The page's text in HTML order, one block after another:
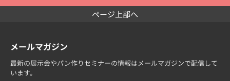
ページ上部へ
メールマガジン
最新の展示会やパン作りセミナーの情報はメールマガジンで配信して
います。